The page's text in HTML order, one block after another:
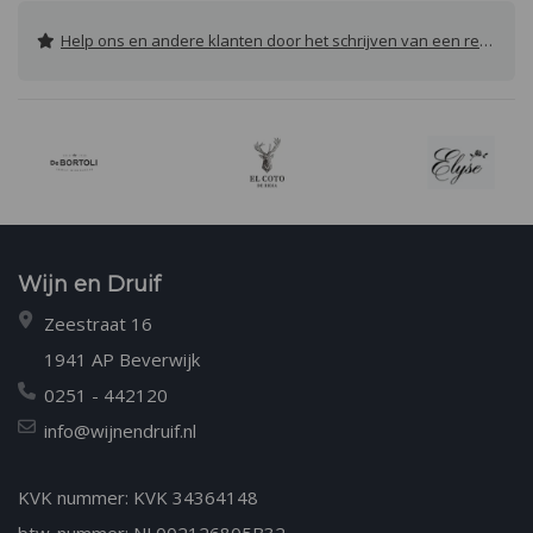
Help ons en andere klanten door het schrijven van een review
Wijn en Druif
Zeestraat 16
1941 AP Beverwijk
0251 - 442120
info@wijnendruif.nl
KVK nummer: KVK 34364148